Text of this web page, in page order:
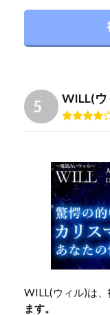
WILL(ウ
WILL(ウィル)は、
ます。